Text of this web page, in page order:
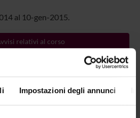
Impostazioni degli annunci
al 10-gen-2015.
relativi al corso
dell'insegnamento a cui questo
organizzazione